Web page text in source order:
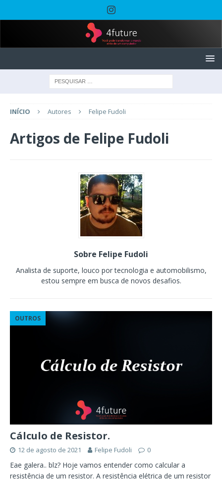
INÍCIO Autores Felipe Fudoli
Artigos de Felipe Fudoli
Sobre Felipe Fudoli
Analista de suporte, louco por tecnologia e automobilismo,
estou sempre em busca de novos desafios.
OUTROS
Cálculo de Resistor.
12 de agosto de 2021 Felipe Fudoli 0
Eae galera.. blz? Hoje vamos entender como calcular a
resistência de um resistor. A resistência elétrica de um resistor